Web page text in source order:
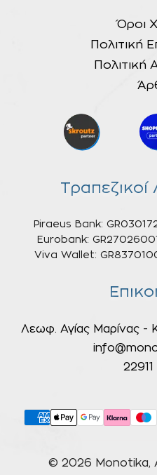
Όροι
Πολιτική
Πολιτική
Τραπεζικοί
Piraeus Bank:
Eurobank:
Viva Wallet:
Λεωφ. Αγίας Μαρίνας -
© 2026 Monotika,